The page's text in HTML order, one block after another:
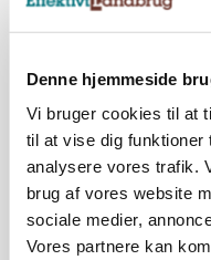
Denne hjemmeside
Vi bruger cookies til at
til at vise dig funktioner
analysere vores trafik.
brug af vores website
sociale medier,
Vores partnere kan
MARKED
Tysk industri
konkurrence